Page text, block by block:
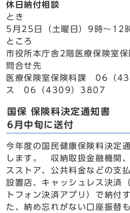
休日納付相談
とき
5月25日（土曜日）9時～12
ところ
市役所本庁舎2階医療保険室保
問合せ先
医療保険室保険料課 06（
ス 06（4309）3807
国保 保険料決定通知書
6月中旬に送付
今年度の国民健康保険料決定
します。 収納取扱金融機関
スストア、公共料金などの支
設置店、キャッシュレス決済
トフォン決済アプリ）で納付
た、納め忘れがない口座振替